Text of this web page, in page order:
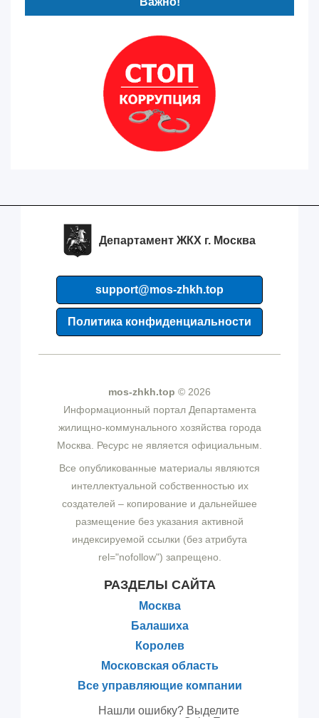
Департамент ЖКХ г. Москва
support@mos-zhkh.top
Политика конфиденциальности
mos-zhkh.top © 2026
Информационный портал Департамента
жилищно-коммунального хозяйства города
Москва. Ресурс не является официальным.
Все опубликованные материалы являются
интеллектуальной собственностью их
создателей – копирование и дальнейшее
размещение без указания активной
индексируемой ссылки (без атрибута
rel="nofollow") запрещено.
РАЗДЕЛЫ САЙТА
Москва
Балашиха
Королев
Московская область
Все управляющие компании
Нашли ошибку? Выделите